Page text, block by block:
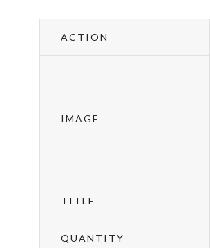
ACTION
IMAGE
TITLE
QUANTITY